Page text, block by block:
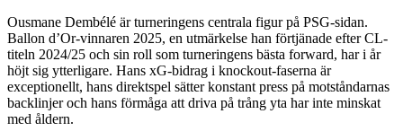
Ousmane Dembélé är turneringens centrala figur på PSG-sidan.
Ballon d’Or-vinnaren 2025, en utmärkelse han förtjänade efter CL-
titeln 2024/25 och sin roll som turneringens bästa forward, har i år
höjt sig ytterligare. Hans xG-bidrag i knockout-faserna är
exceptionellt, hans direktspel sätter konstant press på motståndarnas
backlinjer och hans förmåga att driva på trång yta har inte minskat
med åldern.